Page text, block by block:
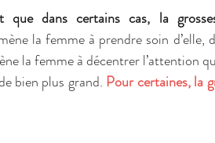
que dans certains cas, la
la femme à prendre soin
la femme à décentrer l’attention
bien plus grand. Pour certaines, la